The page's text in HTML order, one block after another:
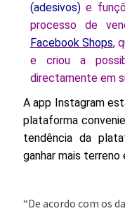
(adesivos)e
processo de
Facebook Shops,
e criou a
directamente em
A app Instagram
plataforma
tendência da
ganhar mais terreno
“De acordo com os